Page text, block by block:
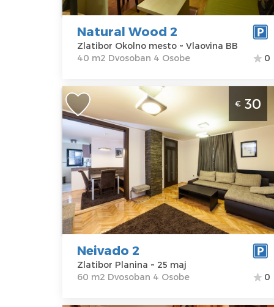
Cena
85 €
Natural Wood 2
Zlatibor Okolno mesto ~ Vlaovina BB
40 m2 Dvosoban 4 Osobe
0
Dvosoban Apartman Neivado 2 Zlatibor
Planina Jezero
Zlatibor
Lokacija:
Zlatibor
Planina
Adresa:25 maj
Cena30 €
Gosti:
4
Kvadratura : 60
m2
Struktura :
Dvosoban
€ 30
Neivado 2
Zlatibor Planina ~ 25 maj
60 m2 Dvosoban 4 Osobe
0